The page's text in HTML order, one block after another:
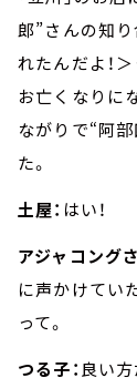
郎”さんの知
れたんだよ！
お亡くなりに
ながりで“阿
た。
土屋： はい！
アジャコングさ
に声かけてい
って。
つる子：良い方